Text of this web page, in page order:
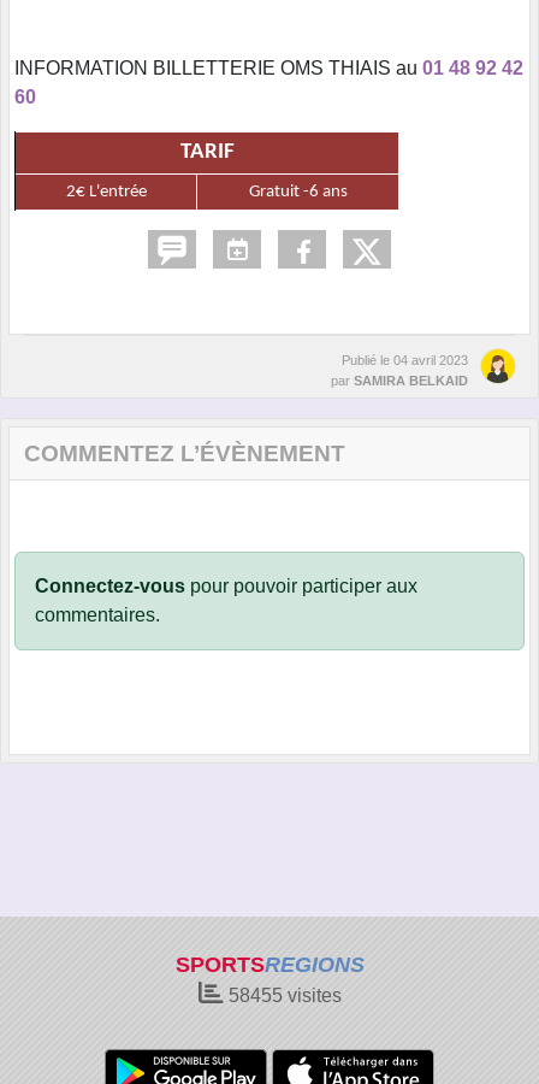
INFORMATION BILLETTERIE OMS THIAIS au 01 48 92 42
60
TARIF
2€ L'entrée Gratuit -6 ans
Publié le 04 avril 2023
par SAMIRA BELKAID
COMMENTEZ L’ÉVÈNEMENT
Connectez-vous pour pouvoir participer aux
commentaires.
SPORTSREGIONS
58455visites